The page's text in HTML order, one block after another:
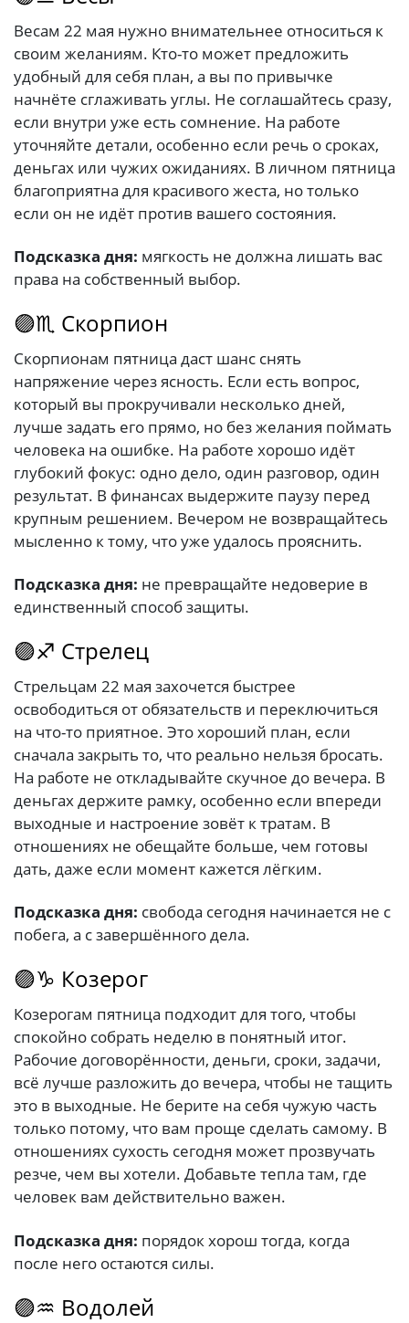
Весам 22 мая нужно внимательнее относиться к
своим желаниям. Кто-то может предложить
удобный для себя план, а вы по привычке
начнёте сглаживать углы. Не соглашайтесь сразу,
если внутри уже есть сомнение. На работе
уточняйте детали, особенно если речь о сроках,
деньгах или чужих ожиданиях. В личном пятница
благоприятна для красивого жеста, но только
если он не идёт против вашего состояния.
Подсказка дня: мягкость не должна лишать вас
права на собственный выбор.
🟣♏ Скорпион
Скорпионам пятница даст шанс снять
напряжение через ясность. Если есть вопрос,
который вы прокручивали несколько дней,
лучше задать его прямо, но без желания поймать
человека на ошибке. На работе хорошо идёт
глубокий фокус: одно дело, один разговор, один
результат. В финансах выдержите паузу перед
крупным решением. Вечером не возвращайтесь
мысленно к тому, что уже удалось прояснить.
Подсказка дня: не превращайте недоверие в
единственный способ защиты.
🟣♐ Стрелец
Стрельцам 22 мая захочется быстрее
освободиться от обязательств и переключиться
на что-то приятное. Это хороший план, если
сначала закрыть то, что реально нельзя бросать.
На работе не откладывайте скучное до вечера. В
деньгах держите рамку, особенно если впереди
выходные и настроение зовёт к тратам. В
отношениях не обещайте больше, чем готовы
дать, даже если момент кажется лёгким.
Подсказка дня: свобода сегодня начинается не с
побега, а с завершённого дела.
🟣♑ Козерог
Козерогам пятница подходит для того, чтобы
спокойно собрать неделю в понятный итог.
Рабочие договорённости, деньги, сроки, задачи,
всё лучше разложить до вечера, чтобы не тащить
это в выходные. Не берите на себя чужую часть
только потому, что вам проще сделать самому. В
отношениях сухость сегодня может прозвучать
резче, чем вы хотели. Добавьте тепла там, где
человек вам действительно важен.
Подсказка дня: порядок хорош тогда, когда
после него остаются силы.
🟣♒ Водолей